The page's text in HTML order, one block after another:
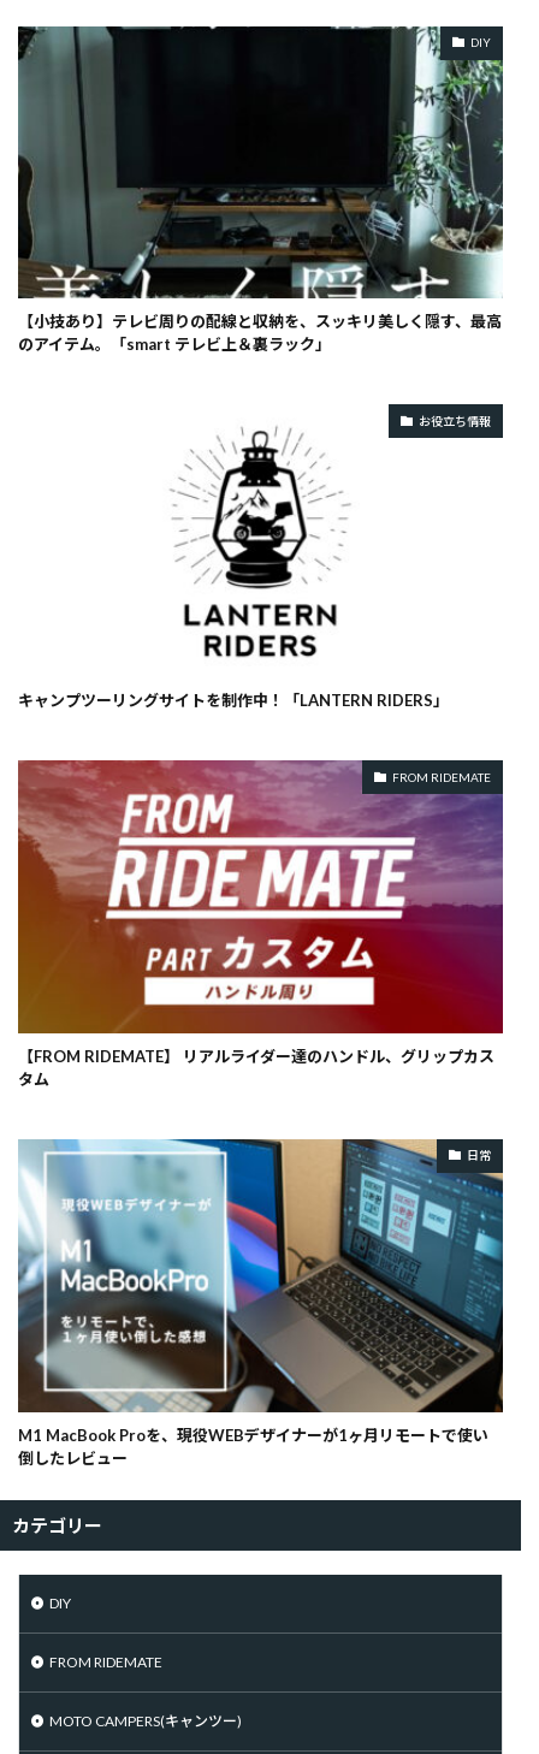
DIY
【小技あり】テレビ周りの配線と収納を、スッキリ美しく隠す、最高
のアイテム。「smart テレビ上＆裏ラック」
お役立ち情報
キャンプツーリングサイトを制作中！「LANTERN RIDERS」
FROM RIDEMATE
【FROM RIDEMATE】 リアルライダー達のハンドル、グリップカス
タム
日常
M1 MacBook Proを、現役WEBデザイナーが1ヶ月リモートで使い
倒したレビュー
カテゴリー
DIY
FROM RIDEMATE
MOTO CAMPERS(キャンツー)